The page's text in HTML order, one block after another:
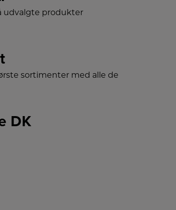
udvalgte produkter
sortimenter med alle de
DK